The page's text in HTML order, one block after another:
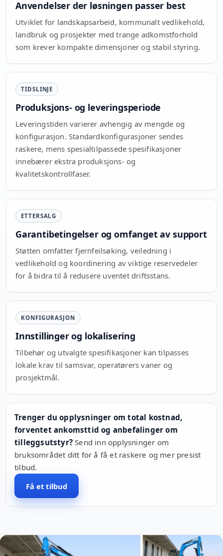
Anvendelser der løsningen passer best
Utviklet for landskapsarbeid, kommunalt vedlikehold,
landbruk og prosjekter med trange adkomstforhold
som krever kompakte dimensjoner og stabil styring.
TIDSLINJE
Produksjons- og leveringsperiode
Leveringstiden varierer avhengig av mengde og
konfigurasjon. Standardkonfigurasjoner sendes
raskere, mens spesialtilpassede spesifikasjoner
innebærer ekstra produksjons- og
kvalitetskontrollfaser.
ETTERSALG
Garantibetingelser og omfanget av support
Støtten omfatter fjernfeilsøking, veiledning i
vedlikehold og koordinering av viktige reservedeler
for å bidra til å redusere uventet driftsstans.
KONFIGURASJON
Innstillinger og lokalisering
Tilbehør og utvalgte spesifikasjoner kan tilpasses
lokale krav til samsvar, operatørers vaner og
prosjektmål.
Trenger du opplysninger om total kostnad,
forventet ankomsttid og anbefalinger om
tilleggsutstyr? Send inn opplysninger om
bruksområdet ditt for å få et raskere og mer presist
tilbud.
Få et tilbud